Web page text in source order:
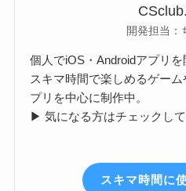
開発担当：
個人でiOS・Androidアプリを
スキマ時間で楽しめるゲー
プリを中心に制作中。
▶ 気になる方はチェックし
スキマ時間に